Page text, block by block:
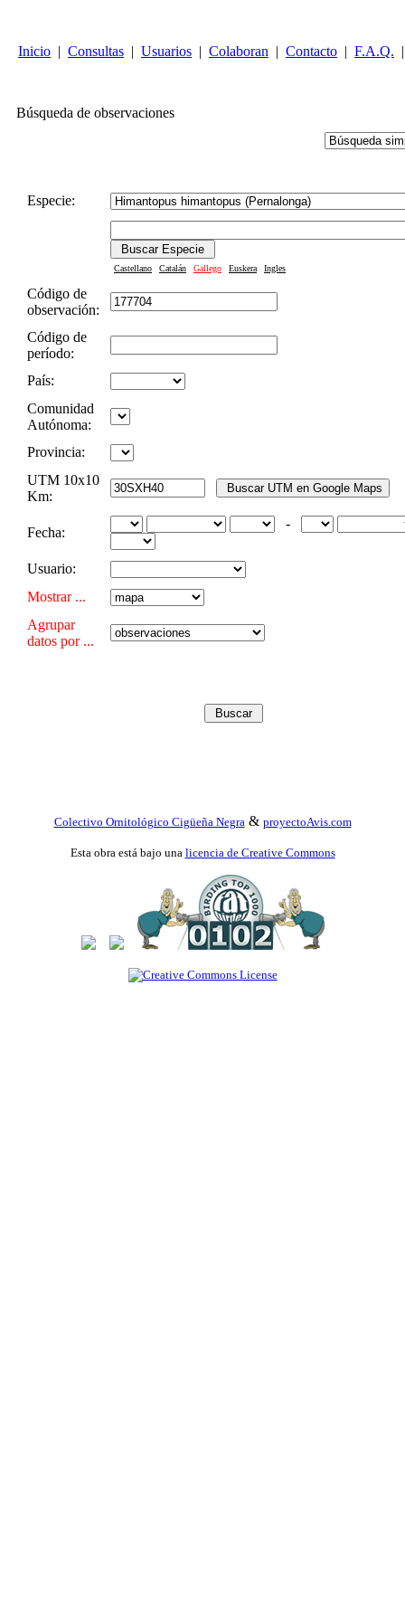
Inicio | Consultas | Usuarios | Colaboran | Contacto | F.A.Q. |
Búsqueda de observaciones
Especie:
Castellano Catalán Gallego Euskera Ingles
Código de
observación:
Código de
período:
País:
Comunidad
Autónoma:
Provincia:
UTM 10x10
Km:
Fecha:
-
Usuario:
Mostrar ...
Agrupar
datos por ...
Colectivo Ornitológico Cigüeña Negra & proyectoAvis.com
Esta obra está bajo una licencia de Creative Commons